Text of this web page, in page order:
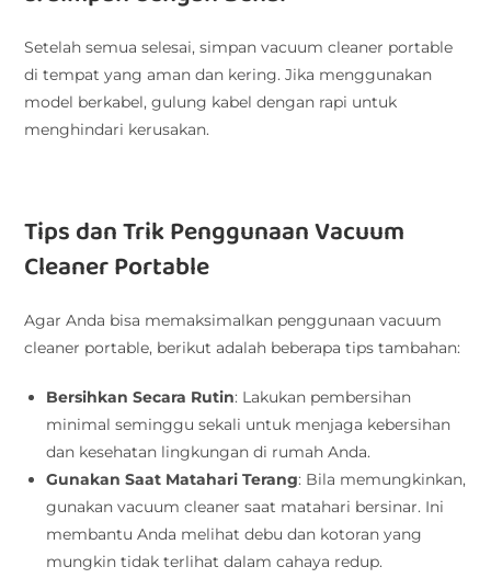
Setelah semua selesai, simpan vacuum cleaner portable
di tempat yang aman dan kering. Jika menggunakan
model berkabel, gulung kabel dengan rapi untuk
menghindari kerusakan.
Tips dan Trik Penggunaan Vacuum
Cleaner Portable
Agar Anda bisa memaksimalkan penggunaan vacuum
cleaner portable, berikut adalah beberapa tips tambahan:
Bersihkan Secara Rutin: Lakukan pembersihan
minimal seminggu sekali untuk menjaga kebersihan
dan kesehatan lingkungan di rumah Anda.
Gunakan Saat Matahari Terang: Bila memungkinkan,
gunakan vacuum cleaner saat matahari bersinar. Ini
membantu Anda melihat debu dan kotoran yang
mungkin tidak terlihat dalam cahaya redup.